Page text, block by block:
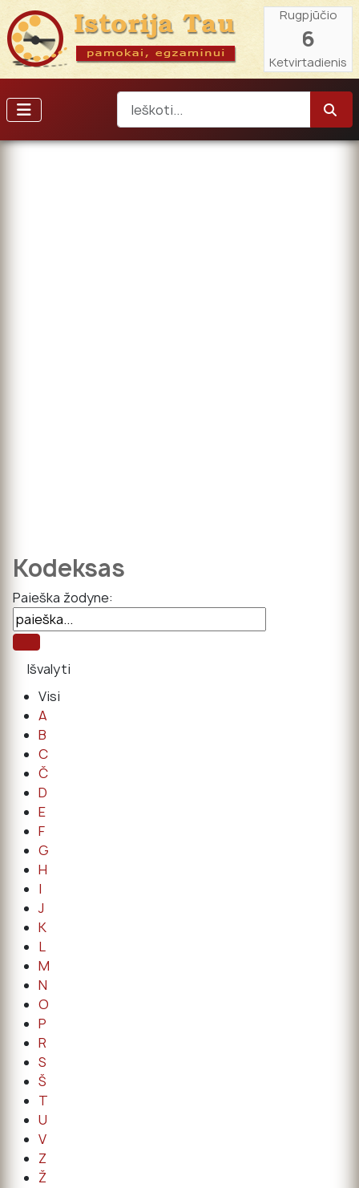
Rugpjūčio
6
Ketvirtadienis
Kodeksas
Paieška žodyne:
Visi
A
B
C
Č
D
E
F
G
H
I
J
K
L
M
N
O
P
R
S
Š
T
U
V
Z
Ž